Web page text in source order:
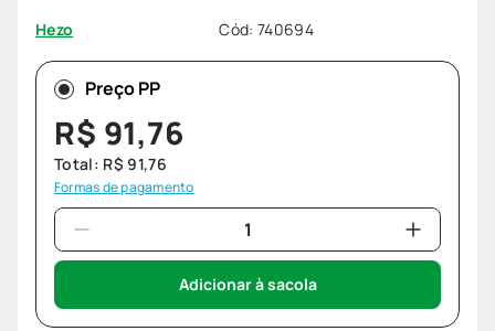
Hezo Cód: 740694
Preço PP
R$ 91,76
Total: R$ 91,76
Formas de pagamento
Adicionar à sacola